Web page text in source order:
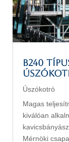
B240
Úszókotró
Magas
kiválóan
Mérnöki